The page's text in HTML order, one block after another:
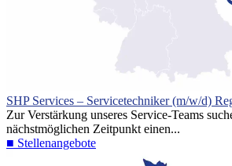
SHP Services – Servicetechniker (m/w/d)
Zur Verstärkung unseres Service-Teams
nächstmöglichen Zeitpunkt einen...
■ Stellenangebote